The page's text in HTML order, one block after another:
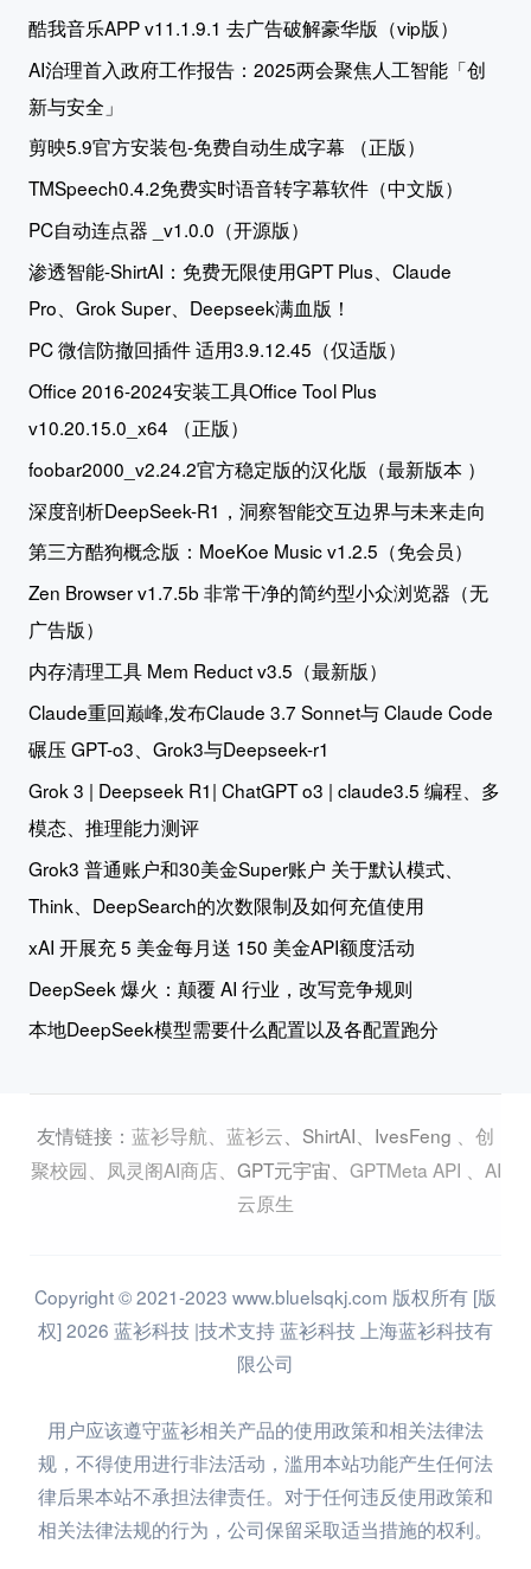
酷我音乐APP v11.1.9.1 去广告破解豪华版（vip版）
AI治理首入政府工作报告：2025两会聚焦人工智能「创
新与安全」
剪映5.9官方安装包-免费自动生成字幕 （正版）
TMSpeech0.4.2免费实时语音转字幕软件（中文版）
PC自动连点器 _v1.0.0（开源版）
渗透智能-ShirtAI：免费无限使用GPT Plus、Claude
Pro、Grok Super、Deepseek满血版！
PC 微信防撤回插件 适用3.9.12.45（仅适版）
Office 2016-2024安装工具Office Tool Plus
v10.20.15.0_x64 （正版）
foobar2000_v2.24.2官方稳定版的汉化版（最新版本 ）
深度剖析DeepSeek-R1，洞察智能交互边界与未来走向
第三方酷狗概念版：MoeKoe Music v1.2.5（免会员）
Zen Browser v1.7.5b 非常干净的简约型小众浏览器（无
广告版）
内存清理工具 Mem Reduct v3.5（最新版）
Claude重回巅峰,发布Claude 3.7 Sonnet与 Claude Code
碾压 GPT-o3、Grok3与Deepseek-r1
Grok 3 | Deepseek R1| ChatGPT o3 | claude3.5 编程、多
模态、推理能力测评
Grok3 普通账户和30美金Super账户 关于默认模式、
Think、DeepSearch的次数限制及如何充值使用
xAI 开展充 5 美金每月送 150 美金API额度活动
DeepSeek 爆火：颠覆 AI 行业，改写竞争规则
本地DeepSeek模型需要什么配置以及各配置跑分
友情链接： 蓝衫导航 蓝衫云 ShirtAI IvesFeng
创
聚校园
凤灵阁AI商店、 GPT元宇宙 GPTMeta API
AI
云原生
Copyright © 2021-2023 www.bluelsqkj.com 版权所有 [版
权] 2026 蓝衫科技 |技术支持 蓝衫科技 上海蓝衫科技有
限公司
用户应该遵守蓝衫相关产品的使用政策和相关法律法
规，不得使用进行非法活动，滥用本站功能产生任何法
律后果本站不承担法律责任。对于任何违反使用政策和
相关法律法规的行为，公司保留采取适当措施的权利。